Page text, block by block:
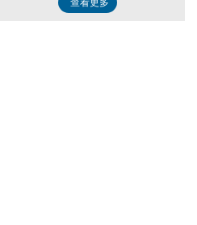
查看更多